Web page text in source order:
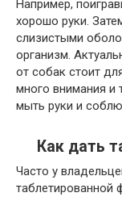
Например,
хорошо руки.
слизистыми
организм.
от собак стоит
много внимания и
мыть руки и
Как дать
Часто у
таблетированной